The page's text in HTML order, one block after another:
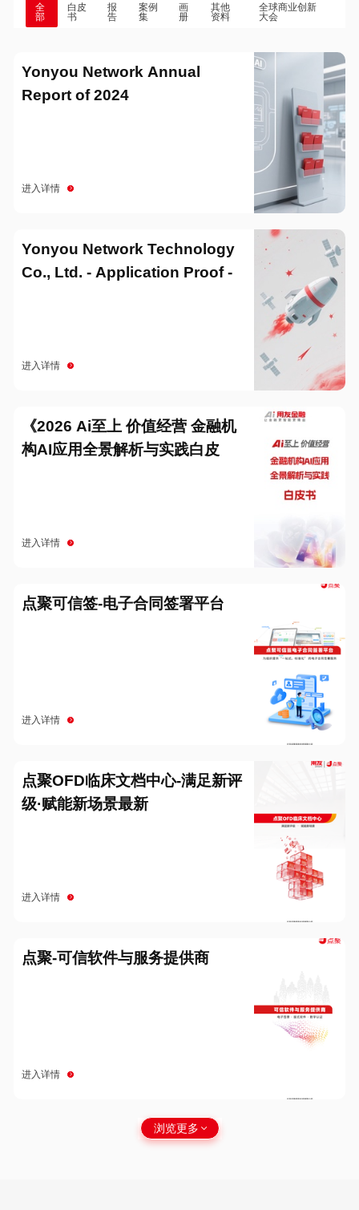
全
部
白皮
书
报
告
案例
集
画
册
其他
资料
全球商业创新
大会
Yonyou Network Annual
Report of 2024
进入详情
Yonyou Network Technology
Co., Ltd. - Application Proof -
进入详情
《2026 Ai至上 价值经营 金融机
构AI应用全景解析与实践白皮
进入详情
点聚可信签-电子合同签署平台
进入详情
点聚OFD临床文档中心-满足新评
级·赋能新场景最新
进入详情
点聚-可信软件与服务提供商
进入详情
浏览更多